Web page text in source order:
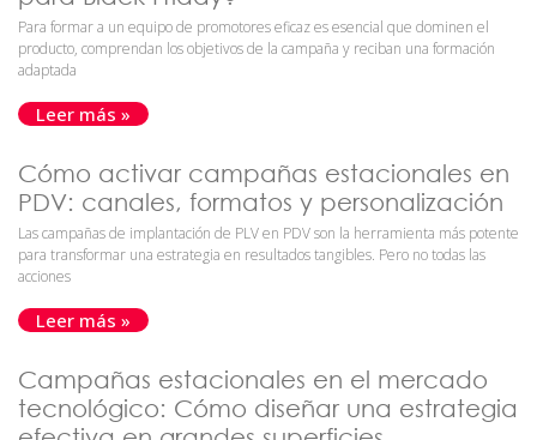
Para formar a un equipo de promotores eficaz es esencial que dominen el
producto, comprendan los objetivos de la campaña y reciban una formación
adaptada
Leer más »
Cómo activar campañas estacionales en
PDV: canales, formatos y personalización
Las campañas de implantación de PLV en PDV son la herramienta más potente
para transformar una estrategia en resultados tangibles. Pero no todas las
acciones
Leer más »
Campañas estacionales en el mercado
tecnológico: Cómo diseñar una estrategia